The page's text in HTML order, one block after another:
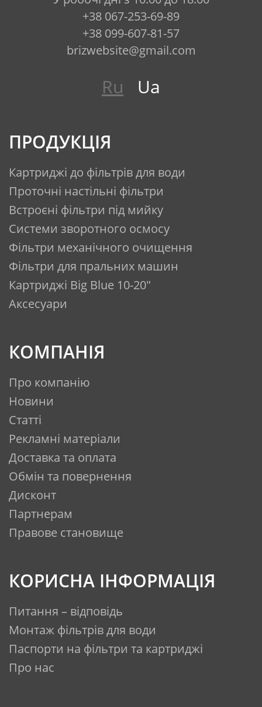
+38 067-253-69-89
+38 099-607-81-57
brizwebsite@gmail.com
Ru Ua
ПРОДУКЦІЯ
Картриджі до фільтрів для води
Проточні настільні фільтри
Встроєні фільтри під мийку
Системи зворотного осмосу
Фільтри механічного очищення
Фільтри для пральних машин
Картриджі Big Blue 10-20"
Аксесуари
КОМПАНІЯ
Про компанію
Новини
Статті
Рекламні матеріали
Доставка та оплата
Обмін та повернення
Дисконт
Партнерам
Правове становище
КОРИСНА ІНФОРМАЦІЯ
Питання – відповідь
Монтаж фільтрів для води
Паспорти на фільтри та картриджі
Про нас